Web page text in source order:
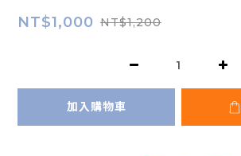
NT$1,000 NT$1,200
加入購物車